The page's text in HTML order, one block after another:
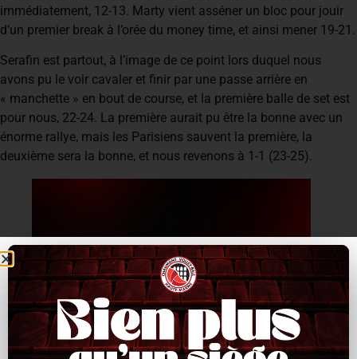
immédiatement, 12-13. Marty vient asséner un bloc pour jouir
d’un premier break à l’orée du money time, et ainsi mener 19-21.
Serafin est partout, à l’image de ce point lors duquel nous
avons pu le voir cavaler et finir par une passe arrière en
« manchette » en bout de course, et la première balle de set est
pour nous, 22-24. La première aurait pu être la bonne avec un
énorme rallye, mais les Parisiens sauvent la première, la
deuxième sera la bonne, et nous revenons à 1-1 (23-25).